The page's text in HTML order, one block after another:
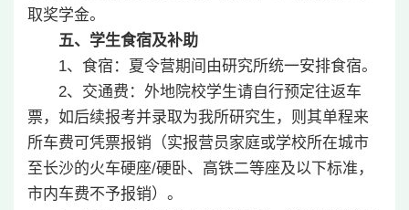
取奖学金。
五、学生食宿及补助
1、食宿：夏令营期间由研究所统一安排食宿。
2、交通费：外地院校学生请自行预定往返车
票，如后续报考并录取为我所研究生，则其单程来
所车费可凭票报销（实报营员家庭或学校所在城市
至长沙的火车硬座/硬卧、高铁二等座及以下标准，
市内车费不予报销）。